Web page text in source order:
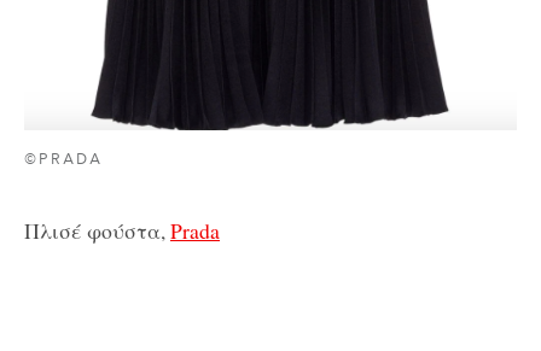
©PRADA
Πλισέ φούστα,Prada